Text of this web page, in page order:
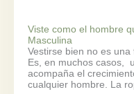
Viste como el hombre
Masculina
Vestirse bien no es
Es, en muchos casos,
acompaña el
cualquier hombre. La